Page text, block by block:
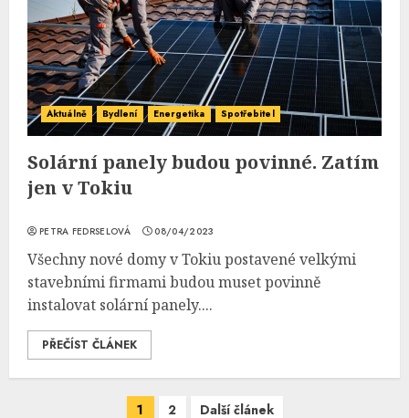
Aktuálně Bydlení Energetika Spotřebitel
Solární panely budou povinné. Zatím
jen v Tokiu
PETRA FEDRSELOVÁ 08/04/2023
Všechny nové domy v Tokiu postavené velkými
stavebními firmami budou muset povinně
instalovat solární panely....
PŘEČÍST ČLÁNEK
1 2 Další článek